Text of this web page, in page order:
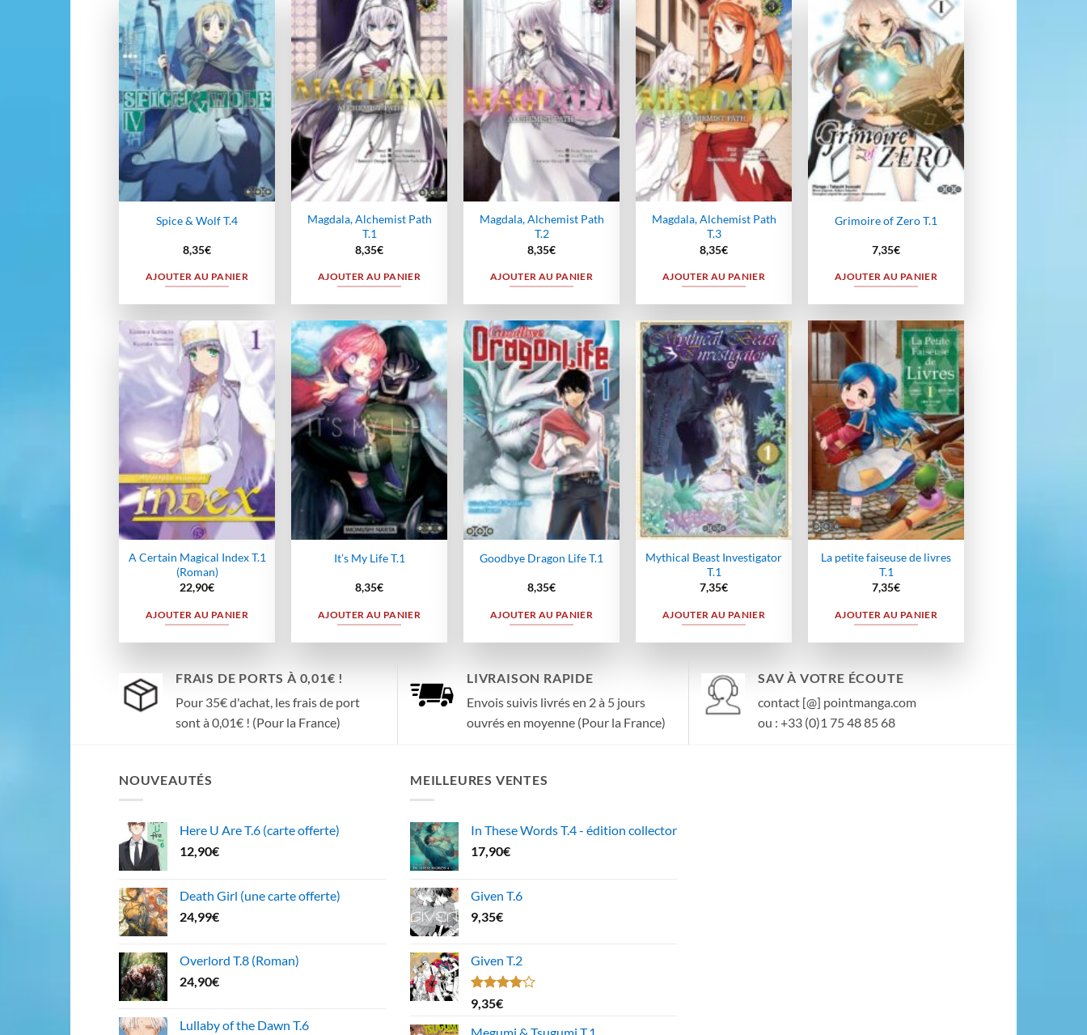
Ajouter
à la
wishlist
Spice & Wolf T.4
8,35€
AJOUTER AU PANIER
Ajouter
à la
wishlist
Magdala, Alchemist Path
T.1
8,35€
AJOUTER AU PANIER
à la
wishlist
Magdala, Alchemist Path
T.2
8,35€
AJOUTER AU PANIER
Ajouter
à la
wishlist
Magdala, Alchemist Path
T.3
8,35€
AJOUTER AU PANIER
Ajouter
à la
wishlist
Grimoire of Zero T.1
7,35€
AJOUTER AU PANIER
Ajouter
wishlist
A Certain Magical Index T.1
(Roman)
22,90€
AJOUTER AU PANIER
Ajouter
à la
wishlist
It’s My Life T.1
8,35€
AJOUTER AU PANIER
Ajouter
à la
wishlist
Goodbye Dragon Life T.1
8,35€
AJOUTER AU PANIER
Ajouter
à la
wishlist
Mythical Beast Investigator
T.1
7,35€
AJOUTER AU PANIER
Ajouter
à la
wishlist
La petite faiseuse de livres
T.1
7,35€
AJOUTER AU PANIER
FRAIS DE PORTS À 0,01€ !
Pour 35€ d'achat, les frais de port
sont à 0,01€ ! (Pour la France)
LIVRAISON RAPIDE
Envois suivis livrés en 2 à 5 jours
ouvrés en moyenne (Pour la France)
SAV À VOTRE ÉCOUTE
contact [@] pointmanga.com
ou : +33 (0)1 75 48 85 68
NOUVEAUTÉS
Here U Are T.6 (carte offerte)
12,90€
Death Girl (une carte offerte)
24,99€
Overlord T.8 (Roman)
24,90€
Lullaby of the Dawn T.6
MEILLEURES VENTES
In These Words T.4 - édition collector
17,90€
Given T.6
9,35€
Given T.2
Note
4.00
5
9,35€